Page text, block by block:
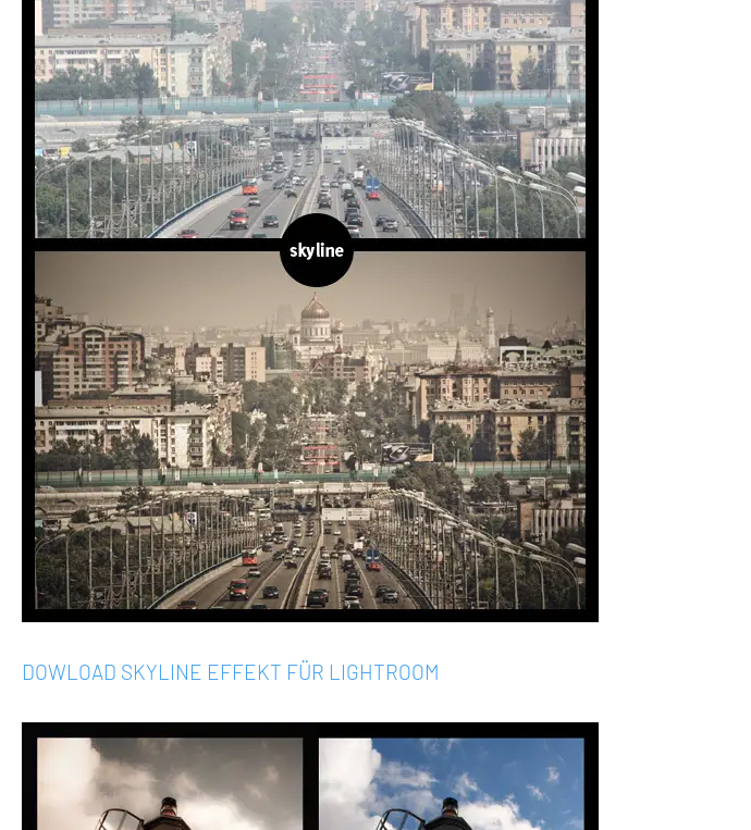
DOWLOAD SKYLINE EFFEKT FÜR LIGHTROOM